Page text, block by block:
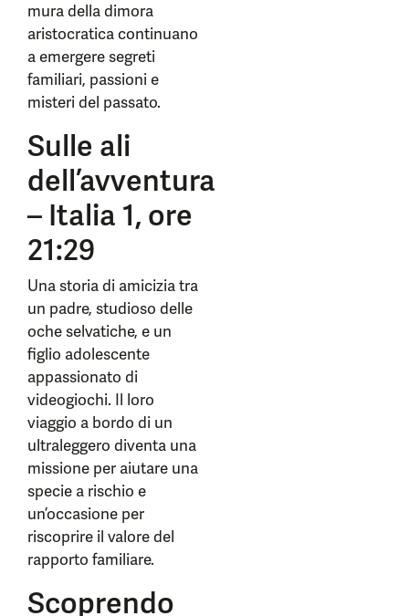
mura della dimora
aristocratica continuano
a emergere segreti
familiari, passioni e
misteri del passato.
Sulle ali
dell’avventura
– Italia 1, ore
21:29
Una storia di amicizia tra
un padre, studioso delle
oche selvatiche, e un
figlio adolescente
appassionato di
videogiochi. Il loro
viaggio a bordo di un
ultraleggero diventa una
missione per aiutare una
specie a rischio e
un’occasione per
riscoprire il valore del
rapporto familiare.
Scoprendo